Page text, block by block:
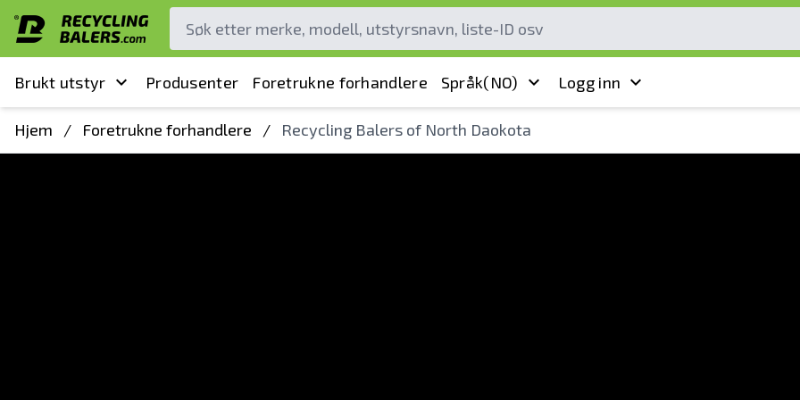
Brukt utstyr Produsenter Foretrukne forhandlere Språk(NO) Logg inn
Hjem / Foretrukne forhandlere / Recycling Balers of North Daokota